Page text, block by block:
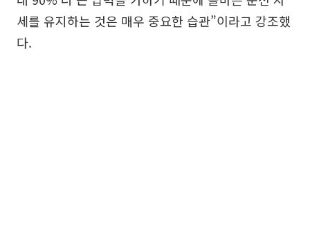
세를 유지하는 것은 매우 중요한 습관”이라고 강조했
다.